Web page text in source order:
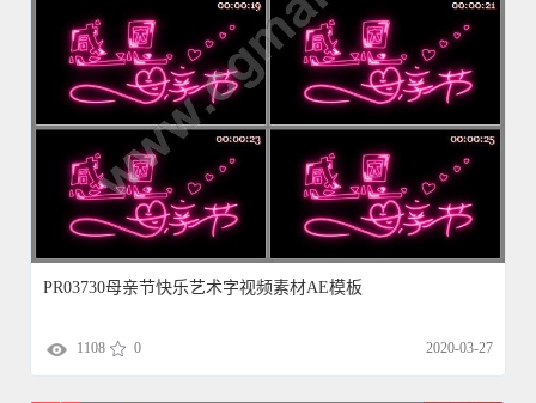
PR03730母亲节快乐艺术字视频素材AE模板
1108 0 2020-03-27